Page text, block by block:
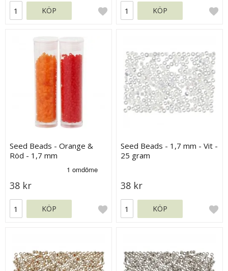
KÖP KÖP
Seed Beads - Orange &
Röd - 1,7 mm
38 kr
KÖP
Seed Beads - 1,7 mm - Vit -
25 gram
38 kr
KÖP